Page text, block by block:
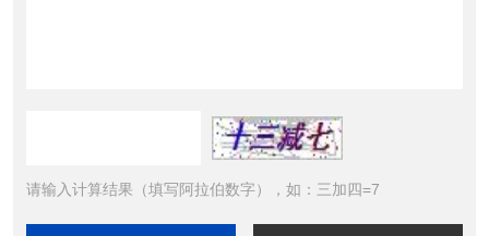
请输入计算结果（填写阿拉伯数字），如：三加四=7